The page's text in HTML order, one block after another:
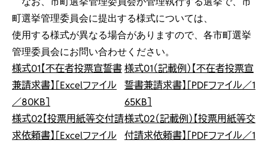
町選挙管理委員会に提出する様式については、
使用する様式が異なる場合がありますので、各市町選挙
管理委員会にお問い合わせください。
様式01【不在者投票宣誓書
兼請求書】［Excelファイル
／80KB］
様式01（記載例）【不在者投票宣
誓書兼請求書】［PDFファイル／1
65KB］
様式02【投票用紙等交付請
求依頼書】［Excelファイル
様式02（記載例）【投票用紙等交
付請求依頼書】［PDFファイル／1